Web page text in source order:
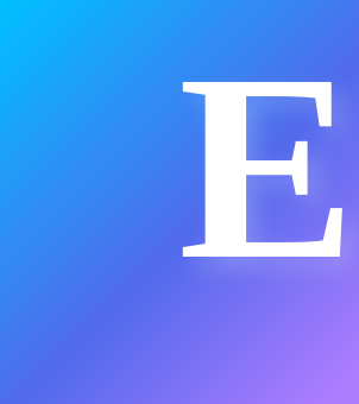
E